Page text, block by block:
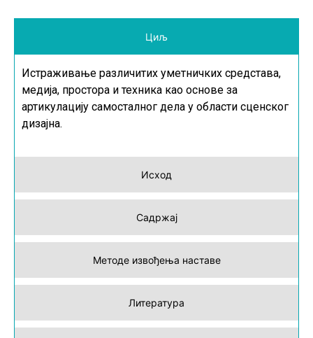
Циљ
Исход
Садржај
Методе извођења наставе
Литература
Истраживање различитих уметничких средстава,
медија, простора и техника као основе за
артикулацију самосталног дела у области сценског
дизајна.